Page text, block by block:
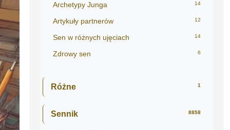
Archetypy Junga 14
Artykuły partnerów 12
Sen w różnych ujęciach 14
Zdrowy sen 6
Różne 1
Sennik 8858